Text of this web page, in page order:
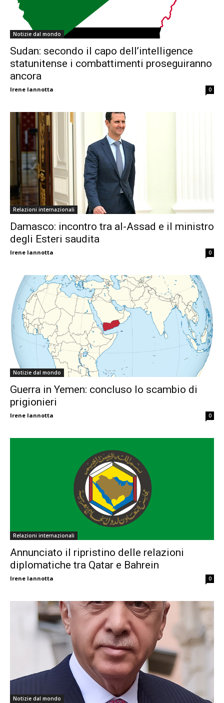
Notizie dal mondo
Sudan: secondo il capo dell’intelligence
statunitense i combattimenti proseguiranno
ancora
Irene Iannotta 0
Relazioni internazionali
Damasco: incontro tra al-Assad e il ministro
degli Esteri saudita
Irene Iannotta 0
Notizie dal mondo
Guerra in Yemen: concluso lo scambio di
prigionieri
Irene Iannotta 0
Relazioni internazionali
Annunciato il ripristino delle relazioni
diplomatiche tra Qatar e Bahrein
Irene Iannotta 0
Notizie dal mondo